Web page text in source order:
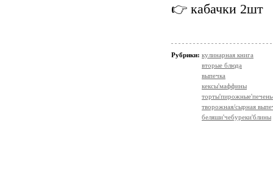
👉 кабачки 2шт
Рубрики: кулинарная книга
вторые блюда
выпечка
кексы'маффины
творожная/сырная
беляши'чебуреки'блины